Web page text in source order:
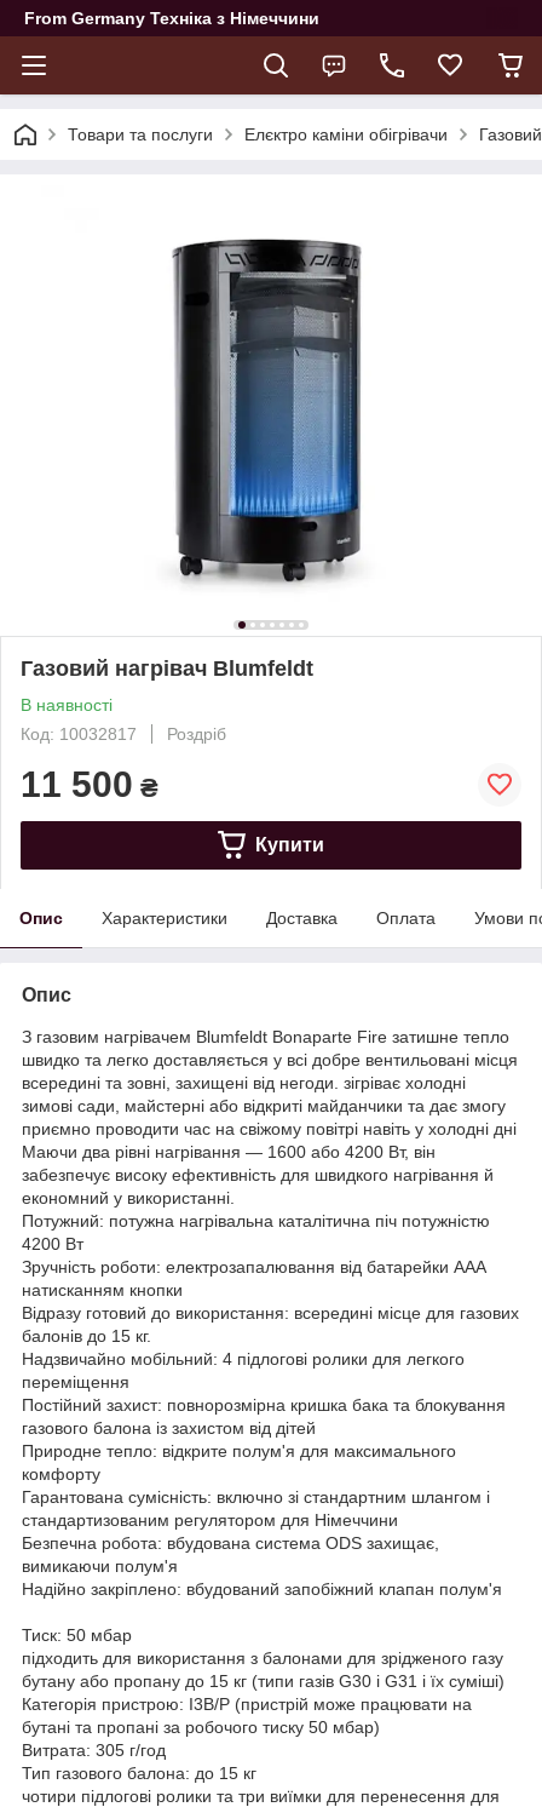
From Germany Техніка з Німеччини
Товари та послуги Елєктро каміни обігрівачи
Газовий нагрівач Blumfeldt
В наявності
Код: 10032817
Роздріб
11 500 ₴
Купити
Опис Характеристики Доставка Оплата Умови
Опис
З газовим нагрівачем Blumfeldt Bonaparte Fire затишне тепло
швидко та легко доставляється у всі добре вентильовані місця
всередині та зовні, захищені від негоди. зігріває холодні
зимові сади, майстерні або відкриті майданчики та дає змогу
приємно проводити час на свіжому повітрі навіть у холодні дні
Маючи два рівні нагрівання — 1600 або 4200 Вт, він
забезпечує високу ефективність для швидкого нагрівання й
економний у використанні.
Потужний: потужна нагрівальна каталітична піч потужністю
4200 Вт
Зручність роботи: електрозапалювання від батарейки AAA
натисканням кнопки
Відразу готовий до використання: всередині місце для газових
балонів до 15 кг.
Надзвичайно мобільний: 4 підлогові ролики для легкого
переміщення
Постійний захист: повнорозмірна кришка бака та блокування
газового балона із захистом від дітей
Природне тепло: відкрите полум'я для максимального
комфорту
Гарантована сумісність: включно зі стандартним шлангом і
стандартизованим регулятором для Німеччини
Безпечна робота: вбудована система ODS захищає,
вимикаючи полум'я
Надійно закріплено: вбудований запобіжний клапан полум'я
Тиск: 50 мбар
підходить для використання з балонами для зрідженого газу
бутану або пропану до 15 кг (типи газів G30 і G31 і їх суміші)
Категорія пристрою: I3B/P (пристрій може працювати на
бутані та пропані за робочого тиску 50 мбар)
Витрата: 305 г/год
Тип газового балона: до 15 кг
чотири підлогові ролики та три виїмки для перенесення для